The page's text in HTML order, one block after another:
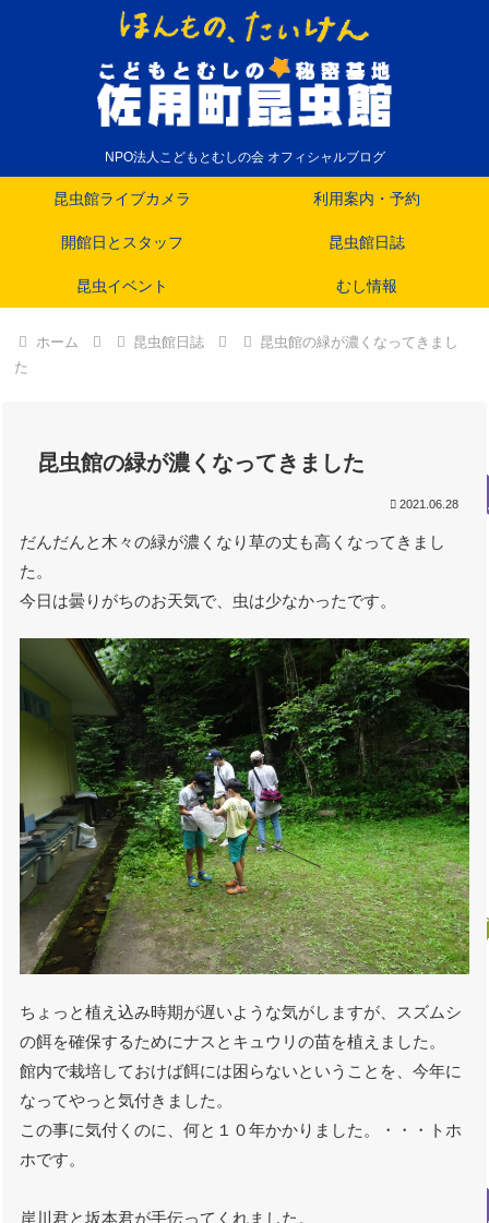
NPO法人こどもとむしの会 オフィシャルブログ
昆虫館ライブカメラ 利用案内・予約
開館日とスタッフ 昆虫館日誌
昆虫イベント むし情報
ホーム 昆虫館日誌
昆虫館の緑が濃くなってきまし
た
昆虫館の緑が濃くなってきました
2021.06.28
だんだんと木々の緑が濃くなり草の丈も高くなってきまし
た。
今日は曇りがちのお天気で、虫は少なかったです。
ちょっと植え込み時期が遅いような気がしますが、スズムシ
の餌を確保するためにナスとキュウリの苗を植えました。
館内で栽培しておけば餌には困らないということを、今年に
なってやっと気付きました。
この事に気付くのに、何と１０年かかりました。・・・トホ
ホです。
岸川君と坂本君が手伝ってくれました。